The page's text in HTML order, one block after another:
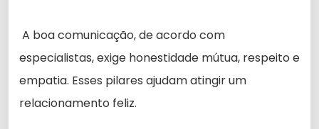
A boa comunicação, de acordo com
especialistas, exige honestidade mútua, respeito e
empatia. Esses pilares ajudam atingir um
relacionamento feliz.